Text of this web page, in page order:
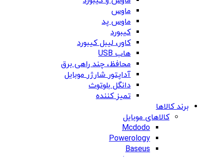
ماوس
ماوس پد
کیبورد
کاور، لیبل کیبورد
هاب USB
محافظ، چند راهی برق
آداپتور شارژر موبایل
دانگل بلوتوث
تمیز کننده
برند کالاها
کالاهای موبایل
Mcdodo
Powerology
Baseus